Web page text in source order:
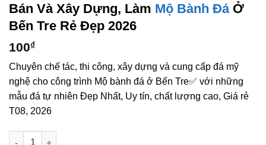
Bán Và Xây Dựng, Làm Mộ Bành ĐáỞ
Bến Tre Rẻ Đẹp 2026
100₫
Chuyên chế tác, thi công, xây dựng và cung cấp đá mỹ
nghệ cho công trình Mộ bành đá ở Bến Tre✅ với những
mẫu đá tự nhiên Đẹp Nhất, Uy tín, chất lượng cao, Giá rẻ
T08, 2026
Bán và xây dựng, làm Mộ bành đá ở Bến Tre rẻ đẹp số lượng